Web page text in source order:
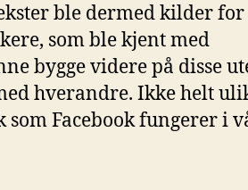
ble dermed kilder for
som ble kjent med
bygge videre på disse
hverandre. Ikke helt
Facebook fungerer i